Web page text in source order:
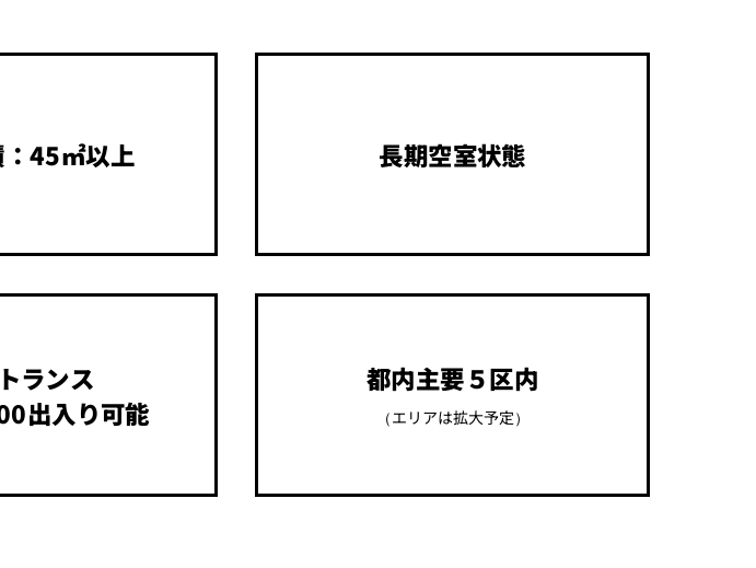
45㎡以上 長期空室状態
ランス
出入り可能
都内主要５区内
（エリアは拡大予定）